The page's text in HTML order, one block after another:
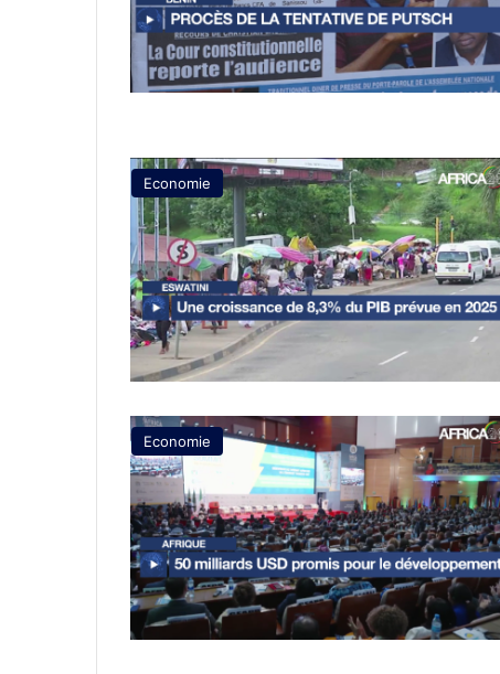
Economie
Economie